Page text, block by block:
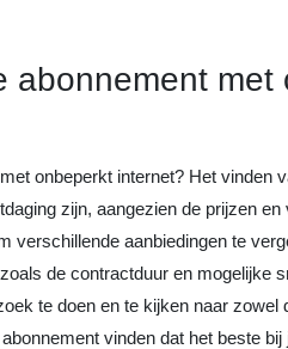
abonnement met
onbeperkt internet? Het vinden
zijn, aangezien de prijzen
verschillende aanbiedingen te
de contractduur en mogelijke
te doen en te kijken naar zowel
vinden dat het beste